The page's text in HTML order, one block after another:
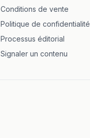
Conditions de vente
Politique de confidentialité
Processus éditorial
Signaler un contenu